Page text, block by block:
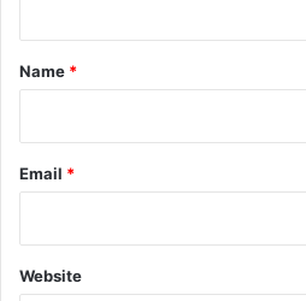
*
Name *
Email *
Website